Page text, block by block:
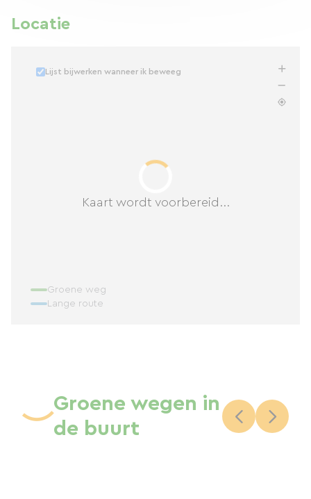
Locatie
Kaart wordt voorbereid...
Lijst bijwerken wanneer ik beweeg
Groene weg
Lange route
Groene wegen in
de buurt